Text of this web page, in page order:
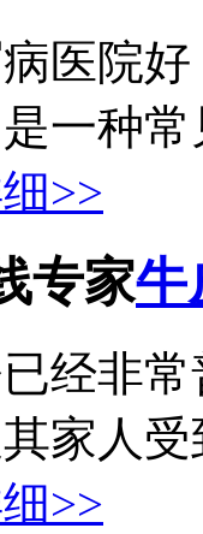
医院
一种
>>
专家牛
经非
家人
>>